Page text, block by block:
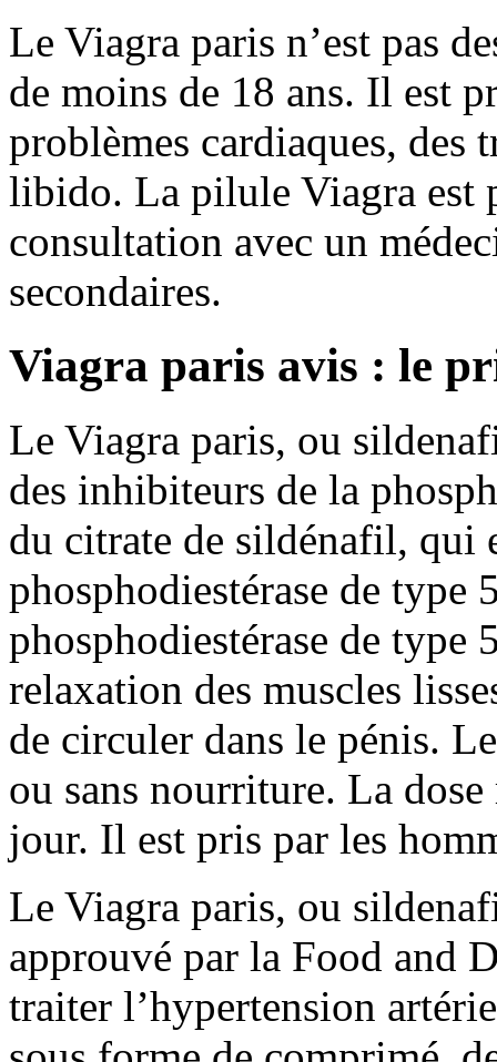
Le Viagra paris n’est pas
de moins de 18 ans. Il est
problèmes cardiaques, des
libido. La pilule Viagra est
consultation avec un
secondaires.
Viagra paris avis : le
Le Viagra paris, ou
des inhibiteurs de la
du citrate de sildénafil, qui
phosphodiestérase de type
phosphodiestérase de type
relaxation des muscles
de circuler dans le pénis.
ou sans nourriture. La
jour. Il est pris par les
Le Viagra paris, ou
approuvé par la Food and
traiter l’hypertension